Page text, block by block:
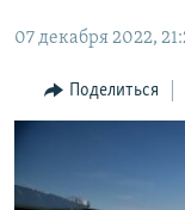
ТЕЛЕПРОЕКТ
КАК ОБОЙТИ
Українською
07 декабря 2022,
Поделиться